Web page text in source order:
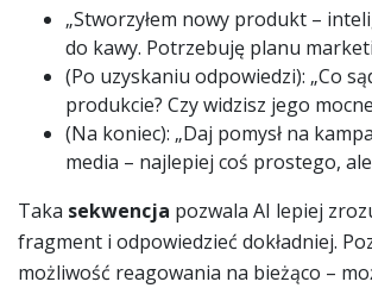
„Stworzyłem nowy produkt –
do kawy. Potrzebuję planu
(Po uzyskaniu odpowiedzi): „Co
produkcie? Czy widzisz jego
(Na koniec): „Daj pomysł na
media – najlepiej coś prostego,
Taka sekwencja pozwala AI lepiej
fragment i odpowiedzieć dokładniej.
możliwość reagowania na bieżąco –